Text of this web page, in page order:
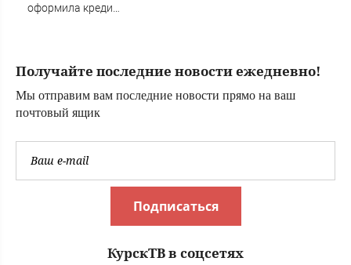
оформила кредит
Получайте последние новости ежедневно!
Мы отправим вам последние новости прямо на ваш
почтовый ящик
Подписаться
КурскТВ в соцсетях